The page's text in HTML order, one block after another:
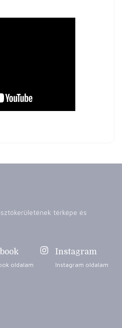
térképe és
oldalam
Instagram
Instagram oldalam